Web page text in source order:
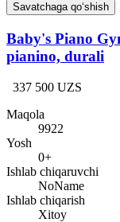
Savatchaga qo‘shish
Baby's Piano
pianino, durali
337 500 UZS
Maqola
9922
Yosh
0+
Ishlab chiqaruvchi
NoName
Ishlab chiqarish
Xitoy